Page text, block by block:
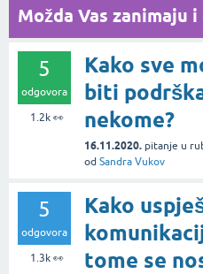
Možda Vas zanimaju
5
odgovora
1.2k👀
Kako sve
biti
nekome?
16.11.2020. pitanje u
od Sandra Vukov
5
odgovora
1.3k👀
Kako
tome se